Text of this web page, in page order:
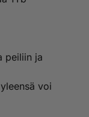
peiliin ja
voi